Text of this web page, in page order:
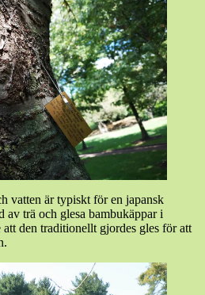
vatten är typiskt för en japansk
av trä och glesa bambukäppar i
den traditionellt gjordes gles för att